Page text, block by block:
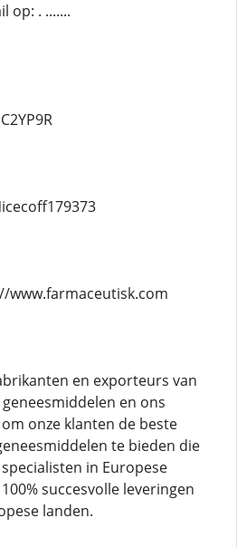
op: . .......
www.farmaceutisk.com
en exporteurs van
en ons
onze klanten de beste
te bieden die
in Europese
succesvolle leveringen
landen.